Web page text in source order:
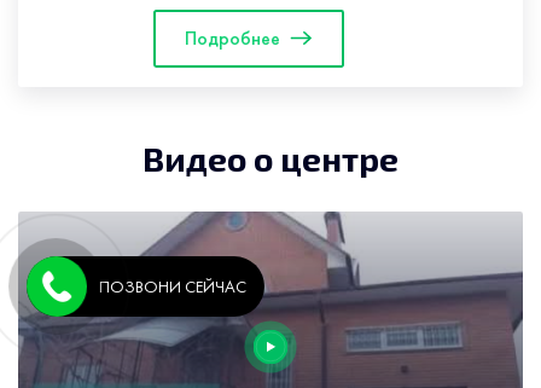
Подробнее
Видео о центре
ПОЗВОНИ СЕЙЧАС